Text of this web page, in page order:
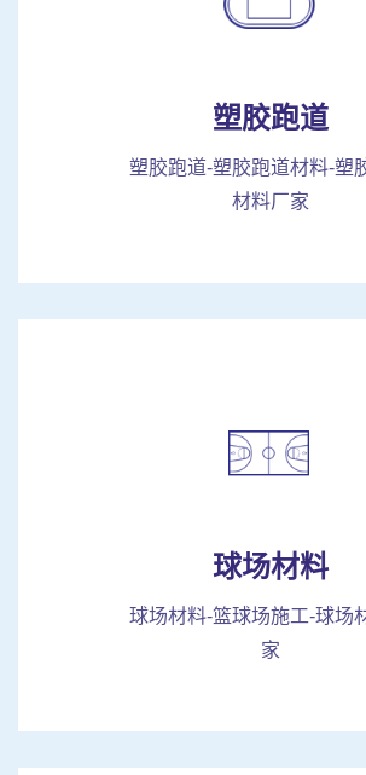
塑胶跑道
塑胶跑道-塑胶跑道材料-塑
材料厂家
球场材料
球场材料-篮球场施工-球场
家